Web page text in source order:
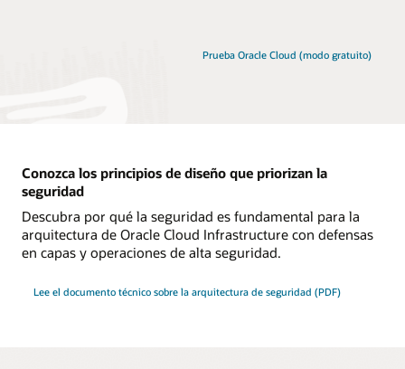
Prueba Oracle Cloud (modo gratuito)
Conozca los principios de diseño que priorizan la
seguridad
Descubra por qué la seguridad es fundamental para la
arquitectura de Oracle Cloud Infrastructure con defensas
en capas y operaciones de alta seguridad.
Lee el documento técnico sobre la arquitectura de seguridad (PDF)